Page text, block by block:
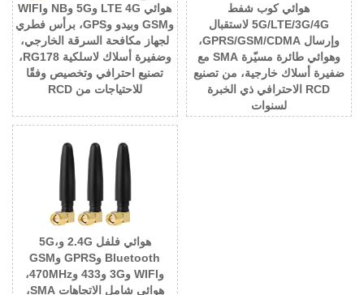
هوائي LTE 4G و5G وNB وWIFI
وGSM وبيدو وGPS، برأس فطري
لجهاز مكافحة السرقة الخارجي،
وضفيرة أسلاك لاسلكية RG178،
تصنيع احترافي وتخصيص وفقًا
للاحتياجات من RCD
هوائي كوب شفط
5G/LTE/3G/4G لاستقبال
وإرسال GPRS/GSM/CDMA،
وهوائي طائرة مسيّرة SMA مع
ضفيرة أسلاك خارجية، من تصنيع
RCD الاحترافي ذي الخبرة
لسنوات
هوائي فلفل 2.4G و5G،
Bluetooth وGPRS وGSM
وWIFI و3G و433 و470MHz،
هوائي شامل الاتجاهات SMA،